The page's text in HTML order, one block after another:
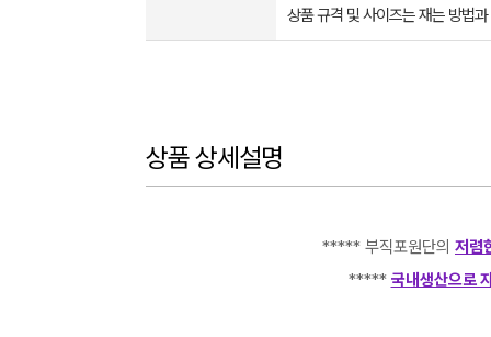
상품 규격 및 사이즈는 재는 방법
상품 상세설명
***** 부직포원단의 저렴
***** 국내생산으로